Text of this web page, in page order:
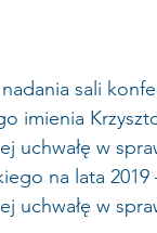
sali
imienia
uchwałę w
na lata 2019
uchwałę w